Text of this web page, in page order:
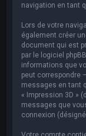
navigation en tant
Lors de votre
également créer
document qui est
par le logiciel
informations que
peut correspondre
messages en tant
« Impression 3D »
messages que
connexion